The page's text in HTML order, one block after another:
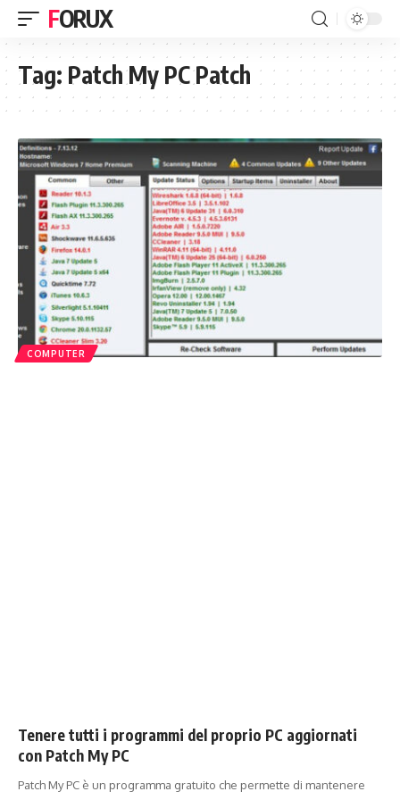
FORUX
Tag: Patch My PC Patch
COMPUTER
Tenere tutti i programmi del proprio PC aggiornati
con Patch My PC
Patch My PC è un programma gratuito che permette di mantenere